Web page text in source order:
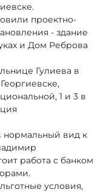
проектно-
- здание
и Дом Реброва
Гулиева в
1 и 3 в
нормальный вид к
работа с банком
условия,